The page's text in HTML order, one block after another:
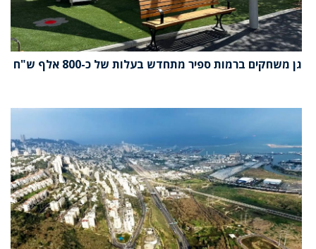
גן משחקים ברמות ספיר מתחדש בעלות של כ-800 אלף ש"ח